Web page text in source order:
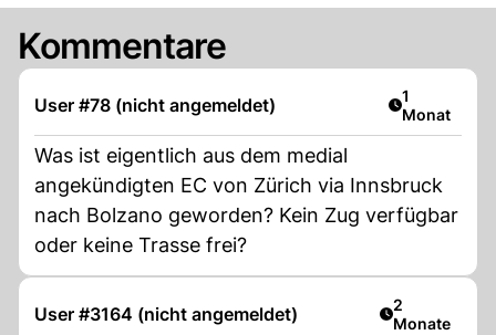
Kommentare
User #78 (nicht angemeldet) Artikel
1
Monat
Was ist eigentlich aus dem medial
angekündigten EC von Zürich via Innsbruck
nach Bolzano geworden? Kein Zug verfügbar
oder keine Trasse frei?
User #3164 (nicht angemeldet) Artikel
2
Monate